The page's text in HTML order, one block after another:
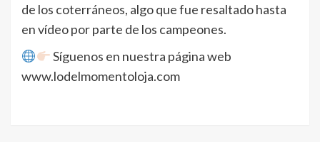
de los coterráneos, algo que fue resaltado hasta
en vídeo por parte de los campeones.
Síguenos en nuestra página web
www.lodelmomentoloja.com